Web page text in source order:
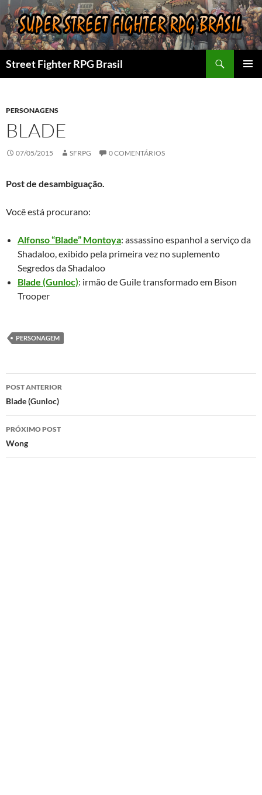
Pular
para
o
conteúdo
Street Fighter RPG Brasil
PERSONAGENS
BLADE
07/05/2015 SFRPG 0 COMENTÁRIOS
Post de desambiguação.
Você está procurano:
Alfonso “Blade” Montoya: assassino espanhol a serviço da
Shadaloo, exibido pela primeira vez no suplemento
Segredos da Shadaloo
Blade (Gunloc): irmão de Guile transformado em Bison
Trooper
PERSONAGEM
Navegação
de
posts
POST ANTERIOR
Blade (Gunloc)
PRÓXIMO POST
Wong